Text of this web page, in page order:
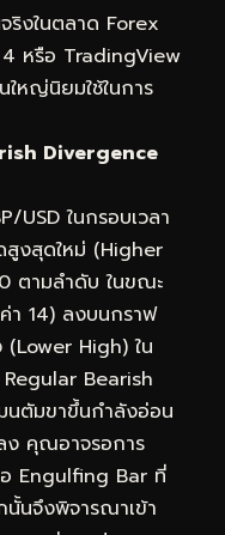
ริงในตลาด Forex
หรือ TradingView
ใหญ่นิยมใช้ในการ
Divergence
USD ในกรอบเวลา
สูงสุดใหม่ (Higher
ตามลำดับ ในขณะ
า 14) ลงบนกราฟ
(Lower High) ใน
Bearish
นตัมขาขึ้นกำลังอ่อน
ง คุณอาจรอการ
Engulfing Bar ที่
นจึงพิจารณาเข้า